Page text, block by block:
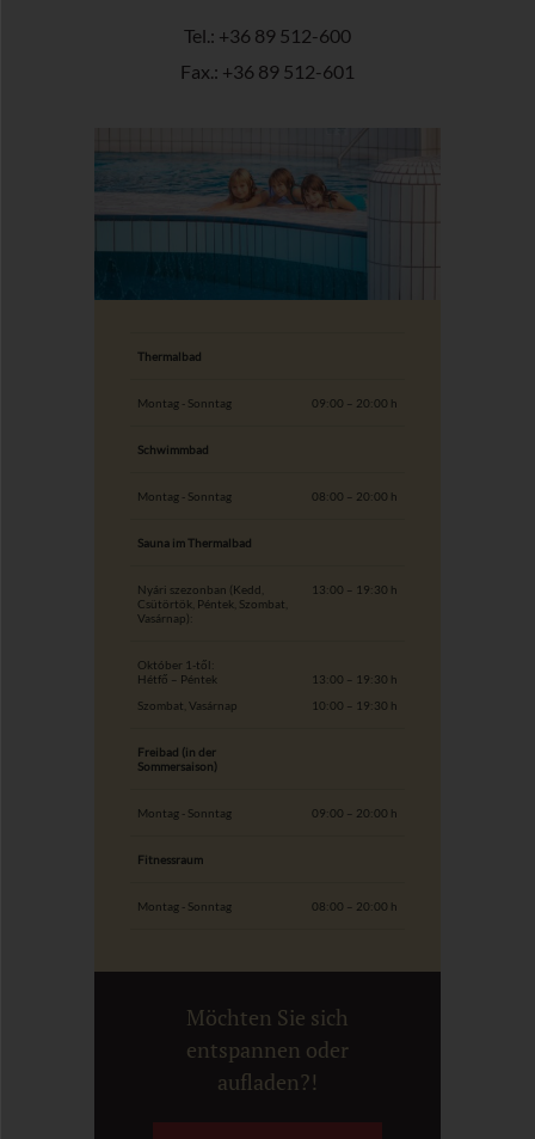
Tel.: +36 89 512-600
Fax.: +36 89 512-601
Thermalbad
Montag - Sonntag 09:00 – 20:00 h
Schwimmbad
Montag - Sonntag 08:00 – 20:00 h
Sauna im Thermalbad
Nyári szezonban (Kedd,
Csütörtök, Péntek, Szombat,
Vasárnap):
13:00 – 19:30 h
Október 1-től:
Hétfő – Péntek
Szombat, Vasárnap
13:00 – 19:30 h
10:00 – 19:30 h
Freibad (in der
Sommersaison)
Montag - Sonntag 09:00 – 20:00 h
Fitnessraum
Montag - Sonntag 08:00 – 20:00 h
Möchten Sie sich
entspannen oder
aufladen?!